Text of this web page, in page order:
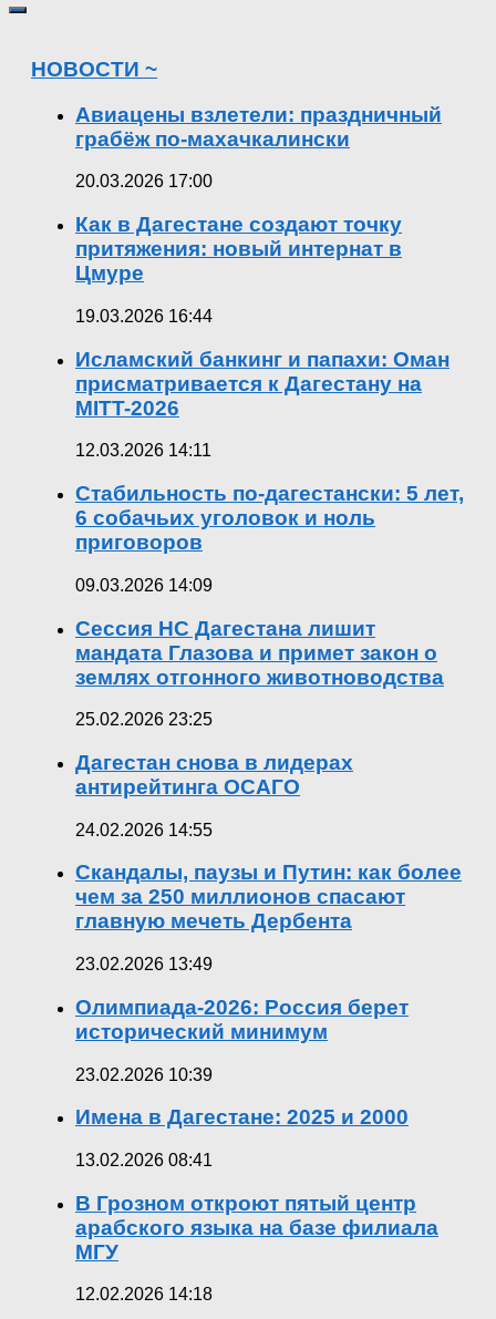
НОВОСТИ ~
Авиацены взлетели: праздничный
грабёж по-махачкалински
20.03.2026 17:00
Как в Дагестане создают точку
притяжения: новый интернат в
Цмуре
19.03.2026 16:44
Исламский банкинг и папахи: Оман
присматривается к Дагестану на
MITT-2026
12.03.2026 14:11
Стабильность по-дагестански: 5 лет,
6 собачьих уголовок и ноль
приговоров
09.03.2026 14:09
Сессия НС Дагестана лишит
мандата Глазова и примет закон о
землях отгонного животноводства
25.02.2026 23:25
Дагестан снова в лидерах
антирейтинга ОСАГО
24.02.2026 14:55
Скандалы, паузы и Путин: как более
чем за 250 миллионов спасают
главную мечеть Дербента
23.02.2026 13:49
Олимпиада-2026: Россия берет
исторический минимум
23.02.2026 10:39
Имена в Дагестане: 2025 и 2000
13.02.2026 08:41
В Грозном откроют пятый центр
арабского языка на базе филиала
МГУ
12.02.2026 14:18